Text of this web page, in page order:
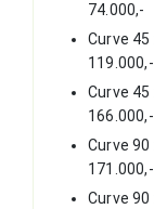
74.000,-
119.000,-
166.000,-
171.000,-